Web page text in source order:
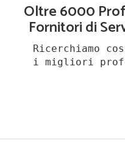
Oltre 6000
Fornitori di
Ricerchiamo
i migliori